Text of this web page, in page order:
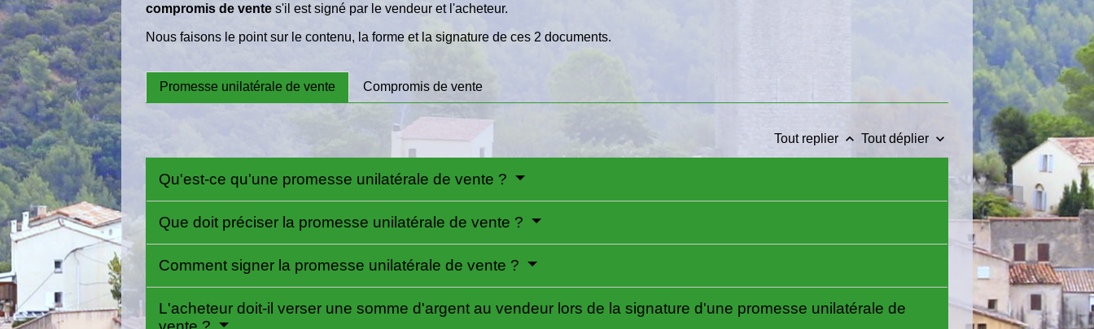
compromis de ventes'il est signé par le vendeur et l'acheteur.
Nous faisons le point sur le contenu, la forme et la signature de ces 2 documents.
Promesse unilatérale de vente Compromis de vente
Tout replier keyboard_arrow_up Tout déplier keyboard_arrow_down
Qu'est-ce qu'une promesse unilatérale de vente ?
Que doit préciser la promesse unilatérale de vente ?
Comment signer la promesse unilatérale de vente ?
L'acheteur doit-il verser une somme d'argent au vendeur lors de la signature d'une promesse unilatérale de